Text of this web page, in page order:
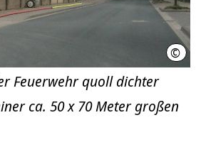
©
Feuerwehr quoll dichter
ca. 50 x 70 Meter großen